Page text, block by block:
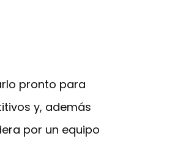
pronto para
y, además
por un equipo